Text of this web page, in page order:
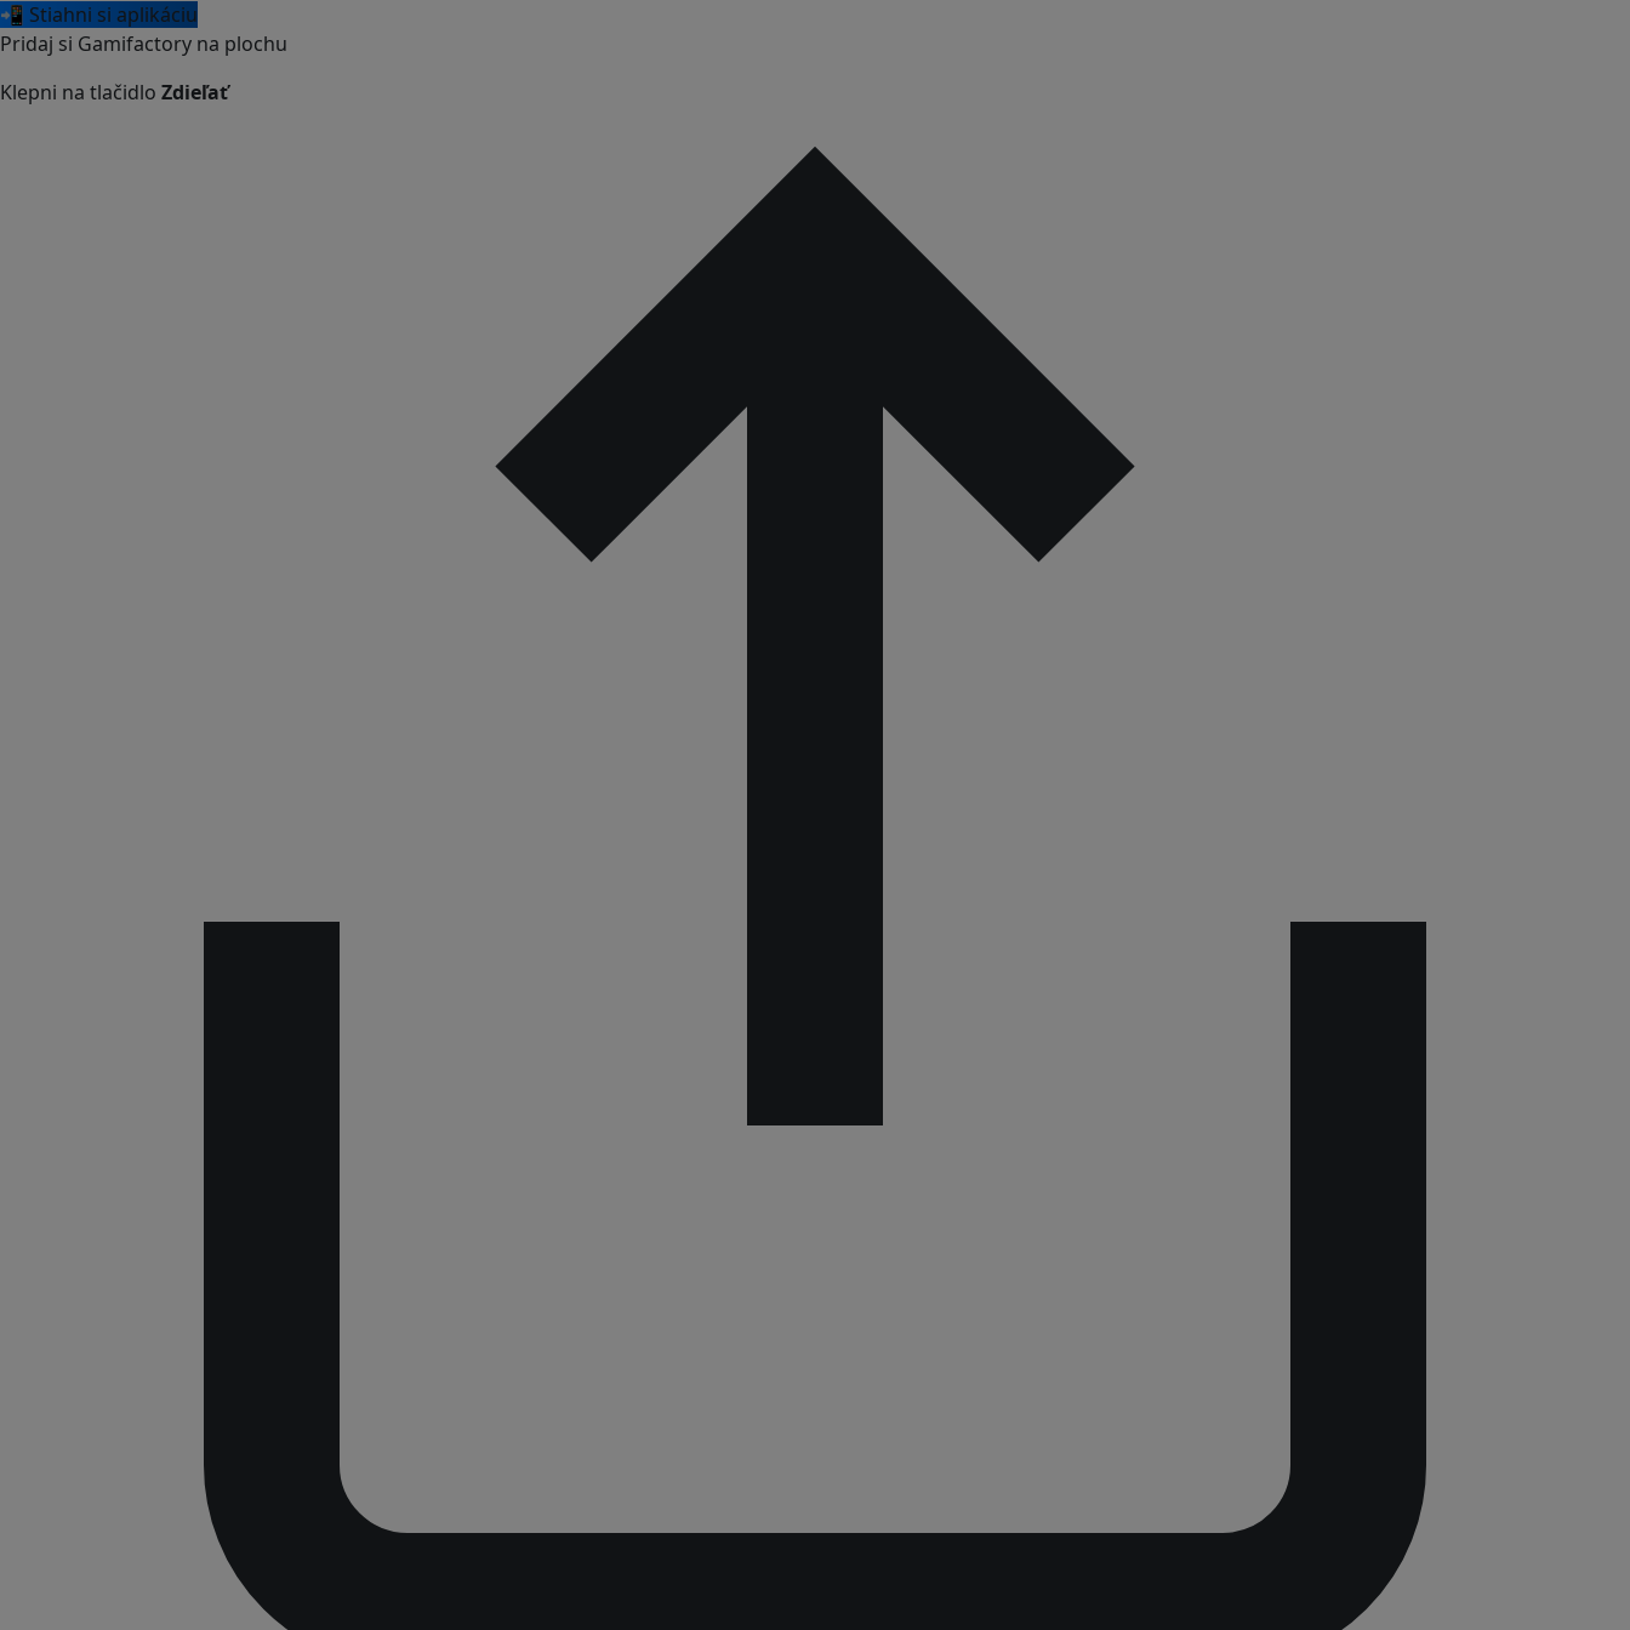
📲 Stiahni si aplikáciu
Pridaj si Gamifactory na plochu
Klepni na tlačidlo Zdieľať